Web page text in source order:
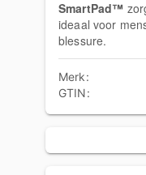
SmartPad™
ideaal voor
blessure.
Merk:
GTIN: